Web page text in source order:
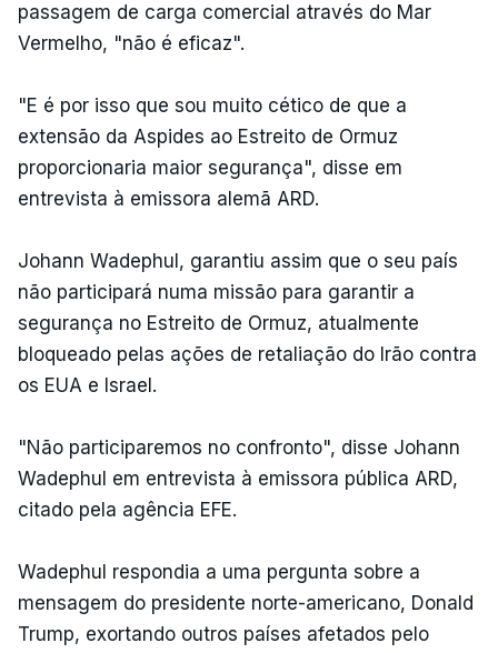
passagem de carga comercial através do Mar
Vermelho, "não é eficaz".
"E é por isso que sou muito cético de que a
extensão da Aspides ao Estreito de Ormuz
proporcionaria maior segurança", disse em
entrevista à emissora alemã ARD.
Johann Wadephul, garantiu assim que o seu país
não participará numa missão para garantir a
segurança no Estreito de Ormuz, atualmente
bloqueado pelas ações de retaliação do Irão contra
os EUA e Israel.
"Não participaremos no confronto", disse Johann
Wadephul em entrevista à emissora pública ARD,
citado pela agência EFE.
Wadephul respondia a uma pergunta sobre a
mensagem do presidente norte-americano, Donald
Trump, exortando outros países afetados pelo